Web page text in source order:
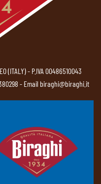
(ITALY) - P.IVA 00486510043
- Email biraghi@biraghi.it